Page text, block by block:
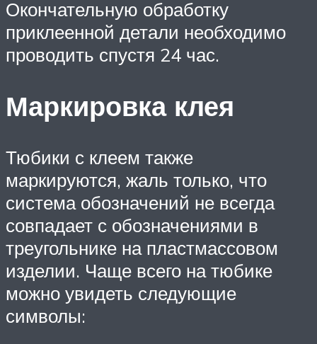
Окончательную обработку
приклеенной детали необходимо
проводить спустя 24 час.
Маркировка клея
Тюбики с клеем также
маркируются, жаль только, что
система обозначений не всегда
совпадает с обозначениями в
треугольнике на пластмассовом
изделии. Чаще всего на тюбике
можно увидеть следующие
символы: